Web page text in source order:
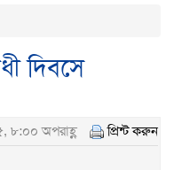
দিবসে
৮:০০ অপরাহ্ণ প্রিন্ট করুন